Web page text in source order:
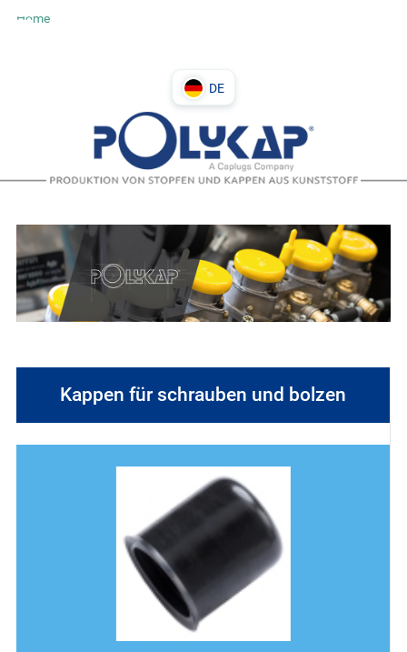
Home
DE
PL
IT
Kappen für schrauben und bolzen